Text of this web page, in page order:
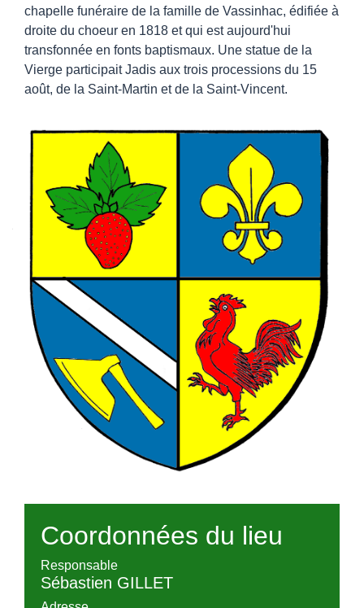
chapelle funéraire de la famille de Vassinhac, édifiée à
droite du choeur en 1818 et qui est aujourd'hui
transfonnée en fonts baptismaux. Une statue de la
Vierge participait Jadis aux trois processions du 15
août, de la Saint-Martin et de la Saint-Vincent.
Coordonnées du lieu
Responsable
Sébastien GILLET